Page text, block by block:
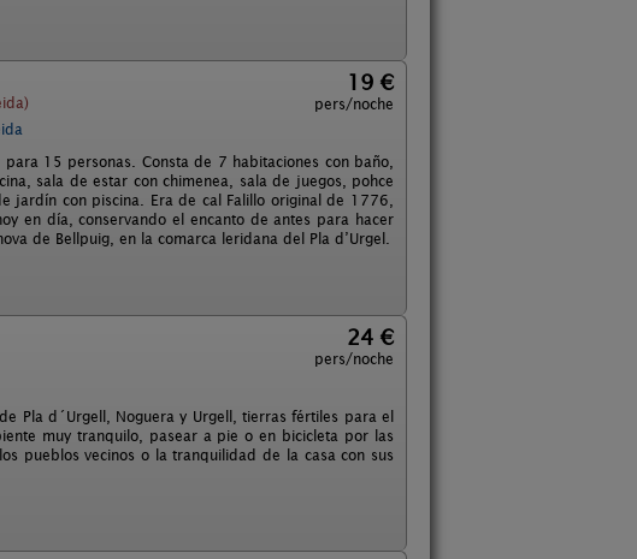
19 €
pers/noche
15 personas. Consta de 7 habitaciones con baño,
sala de estar con chimenea, sala de juegos, pohce
jardín con piscina. Era de cal Falillo original de 1776,
en día, conservando el encanto de antes para hacer
de Bellpuig, en la comarca leridana del Pla d’Urgel.
24 €
pers/noche
Pla d´Urgell, Noguera y Urgell, tierras fértiles para el
muy tranquilo, pasear a pie o en bicicleta por las
pueblos vecinos o la tranquilidad de la casa con sus